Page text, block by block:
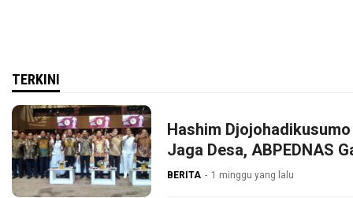
TERKINI
Hashim
Jaga Desa, ABPEDNAS
BERITA 1 minggu yang lalu